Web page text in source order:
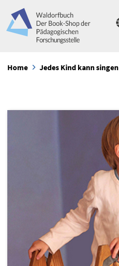
Home Jedes Kind kann singen